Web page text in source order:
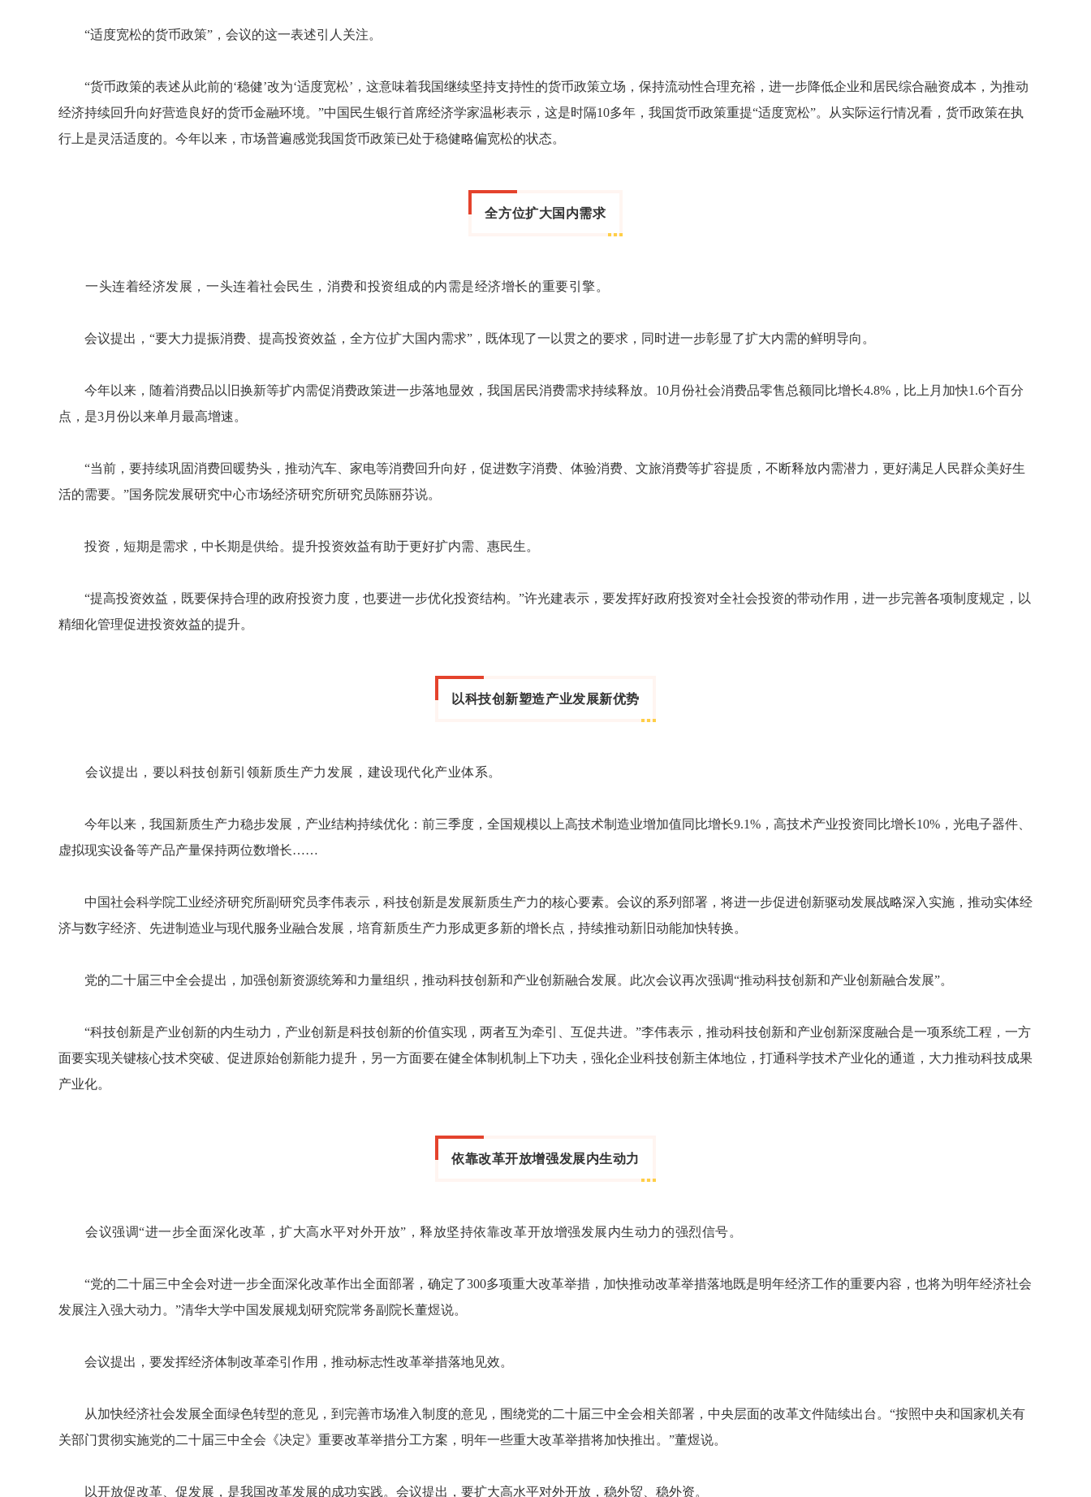
“适度宽松的货币政策”，会议的这一表述引人关注。
“货币政策的表述从此前的‘稳健’改为‘适度宽松’，这意味着我国继续坚持支持性的货币政策立场，保持流动性合理充裕，进一步降低企业和居民综合融资成本，为推动
经济持续回升向好营造良好的货币金融环境。”中国民生银行首席经济学家温彬表示，这是时隔10多年，我国货币政策重提“适度宽松”。从实际运行情况看，货币政策在执
行上是灵活适度的。今年以来，市场普遍感觉我国货币政策已处于稳健略偏宽松的状态。
全方位扩大国内需求
一头连着经济发展，一头连着社会民生，消费和投资组成的内需是经济增长的重要引擎。
会议提出，“要大力提振消费、提高投资效益，全方位扩大国内需求”，既体现了一以贯之的要求，同时进一步彰显了扩大内需的鲜明导向。
今年以来，随着消费品以旧换新等扩内需促消费政策进一步落地显效，我国居民消费需求持续释放。10月份社会消费品零售总额同比增长4.8%，比上月加快1.6个百分
点，是3月份以来单月最高增速。
“当前，要持续巩固消费回暖势头，推动汽车、家电等消费回升向好，促进数字消费、体验消费、文旅消费等扩容提质，不断释放内需潜力，更好满足人民群众美好生
活的需要。”国务院发展研究中心市场经济研究所研究员陈丽芬说。
投资，短期是需求，中长期是供给。提升投资效益有助于更好扩内需、惠民生。
“提高投资效益，既要保持合理的政府投资力度，也要进一步优化投资结构。”许光建表示，要发挥好政府投资对全社会投资的带动作用，进一步完善各项制度规定，以
精细化管理促进投资效益的提升。
以科技创新塑造产业发展新优势
会议提出，要以科技创新引领新质生产力发展，建设现代化产业体系。
今年以来，我国新质生产力稳步发展，产业结构持续优化：前三季度，全国规模以上高技术制造业增加值同比增长9.1%，高技术产业投资同比增长10%，光电子器件、
虚拟现实设备等产品产量保持两位数增长……
中国社会科学院工业经济研究所副研究员李伟表示，科技创新是发展新质生产力的核心要素。会议的系列部署，将进一步促进创新驱动发展战略深入实施，推动实体经
济与数字经济、先进制造业与现代服务业融合发展，培育新质生产力形成更多新的增长点，持续推动新旧动能加快转换。
党的二十届三中全会提出，加强创新资源统筹和力量组织，推动科技创新和产业创新融合发展。此次会议再次强调“推动科技创新和产业创新融合发展”。
“科技创新是产业创新的内生动力，产业创新是科技创新的价值实现，两者互为牵引、互促共进。”李伟表示，推动科技创新和产业创新深度融合是一项系统工程，一方
面要实现关键核心技术突破、促进原始创新能力提升，另一方面要在健全体制机制上下功夫，强化企业科技创新主体地位，打通科学技术产业化的通道，大力推动科技成果
产业化。
依靠改革开放增强发展内生动力
会议强调“进一步全面深化改革，扩大高水平对外开放”，释放坚持依靠改革开放增强发展内生动力的强烈信号。
“党的二十届三中全会对进一步全面深化改革作出全面部署，确定了300多项重大改革举措，加快推动改革举措落地既是明年经济工作的重要内容，也将为明年经济社会
发展注入强大动力。”清华大学中国发展规划研究院常务副院长董煜说。
会议提出，要发挥经济体制改革牵引作用，推动标志性改革举措落地见效。
从加快经济社会发展全面绿色转型的意见，到完善市场准入制度的意见，围绕党的二十届三中全会相关部署，中央层面的改革文件陆续出台。“按照中央和国家机关有
关部门贯彻实施党的二十届三中全会《决定》重要改革举措分工方案，明年一些重大改革举措将加快推出。”董煜说。
以开放促改革、促发展，是我国改革发展的成功实践。会议提出，要扩大高水平对外开放，稳外贸、稳外资。